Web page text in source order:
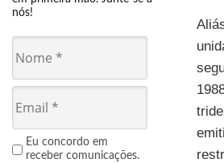
nós!
Eu concordo em
receber comunicações.